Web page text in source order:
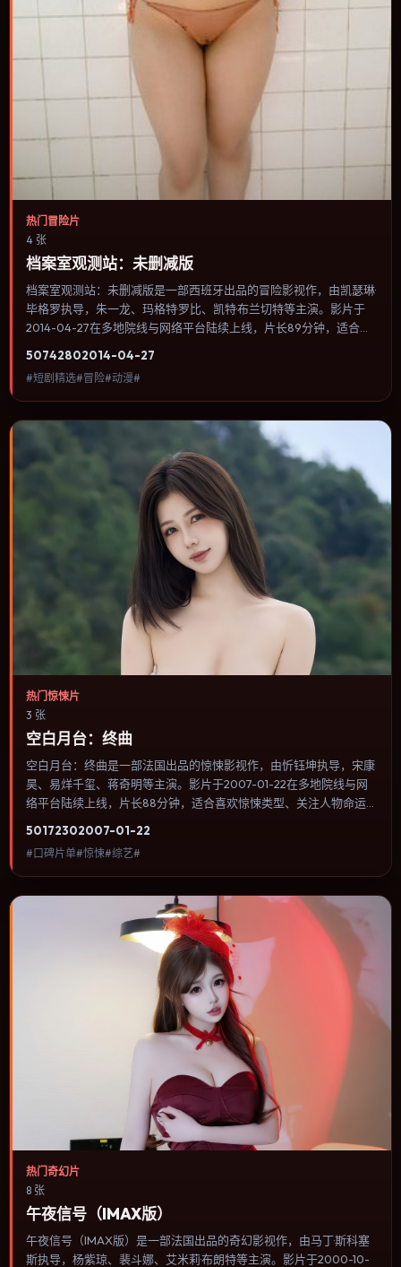
热门冒险片
4 张
档案室观测站：未删减版
档案室观测站：未删减版是一部西班牙出品的冒险影视作，由凯瑟琳·
毕格罗执导，朱一龙、玛格特·罗比、凯特·布兰切特等主演。影片于
2014-04-27在多地院线与网络平台陆续上线，片长89分钟，适合喜
选择与情节推进，节奏与视听语言统一，可作为休闲观影或类型片补
片的选择。
50742802014-04-27
#短剧精选#冒险#动漫#
热门惊悚片
3 张
空白月台：终曲
空白月台：终曲是一部法国出品的惊悚影视作，由忻钰坤执导，宋康
昊、易烊千玺、蒋奇明等主演。影片于2007-01-22在多地院线与网
络平台陆续上线，片长88分钟，适合喜欢惊悚类型、关注人物命运
统一，可作为休闲观影或类型片补片的选择。
50172302007-01-22
#口碑片单#惊悚#综艺#
热门奇幻片
8 张
午夜信号（IMAX版）
午夜信号（IMAX版）是一部法国出品的奇幻影视作，由马丁·斯科塞
斯执导，杨紫琼、裴斗娜、艾米莉·布朗特等主演。影片于2000-10-